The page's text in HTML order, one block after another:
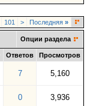
101 > Последняя »
Опции раздела
Ответов Просмотров
7 5,160
0 3,936